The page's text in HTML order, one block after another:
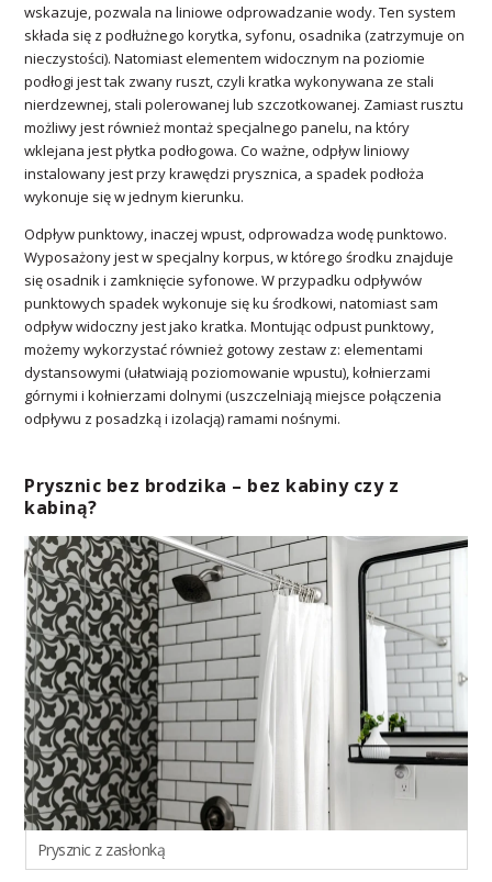
wskazuje, pozwala na liniowe odprowadzanie wody. Ten system
składa się z podłużnego korytka, syfonu, osadnika (zatrzymuje on
nieczystości). Natomiast elementem widocznym na poziomie
podłogi jest tak zwany ruszt, czyli kratka wykonywana ze stali
nierdzewnej, stali polerowanej lub szczotkowanej. Zamiast rusztu
możliwy jest również montaż specjalnego panelu, na który
wklejana jest płytka podłogowa. Co ważne, odpływ liniowy
instalowany jest przy krawędzi prysznica, a spadek podłoża
wykonuje się w jednym kierunku.
Odpływ punktowy, inaczej wpust, odprowadza wodę punktowo.
Wyposażony jest w specjalny korpus, w którego środku znajduje
się osadnik i zamknięcie syfonowe. W przypadku odpływów
punktowych spadek wykonuje się ku środkowi, natomiast sam
odpływ widoczny jest jako kratka. Montując odpust punktowy,
możemy wykorzystać również gotowy zestaw z: elementami
dystansowymi (ułatwiają poziomowanie wpustu), kołnierzami
górnymi i kołnierzami dolnymi (uszczelniają miejsce połączenia
odpływu z posadzką i izolacją) ramami nośnymi.
Prysznic bez brodzika – bez kabiny czy z
kabiną?
Prysznic z zasłonką